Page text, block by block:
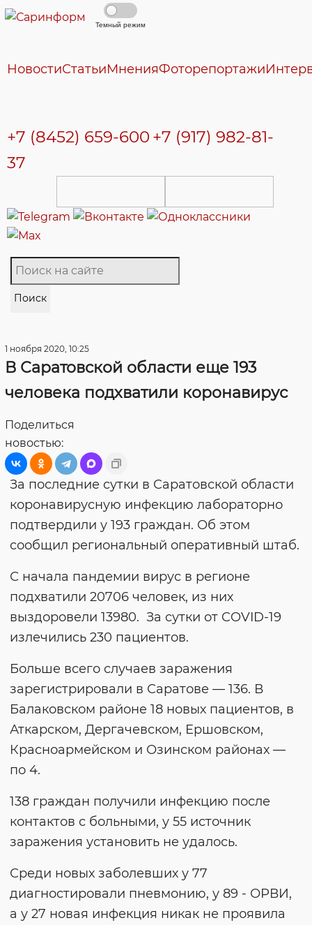
Темный режим
НовостиСтатьиМненияФоторепортажи
+7 (8452) 659-600 +7 (917) 982-81-
37
Поиск
1 ноября 2020, 10:25
В Саратовской области еще 193
человека подхватили коронавирус
Поделиться
новостью:
За последние сутки в Саратовской области
коронавирусную инфекцию лабораторно
подтвердили у 193 граждан. Об этом
сообщил региональный оперативный штаб.
С начала пандемии вирус в регионе
подхватили 20706 человек, из них
выздоровели 13980. За сутки от COVID-19
излечились 230 пациентов.
Больше всего случаев заражения
зарегистрировали в Саратове — 136. В
Балаковском районе 18 новых пациентов, в
Аткарском, Дергачевском, Ершовском,
Красноармейском и Озинском районах —
по 4.
138 граждан получили инфекцию после
контактов с больными, у 55 источник
заражения установить не удалось.
Среди новых заболевших у 77
диагностировали пневмонию, у 89 - ОРВИ,
а у 27 новая инфекция никак не проявила